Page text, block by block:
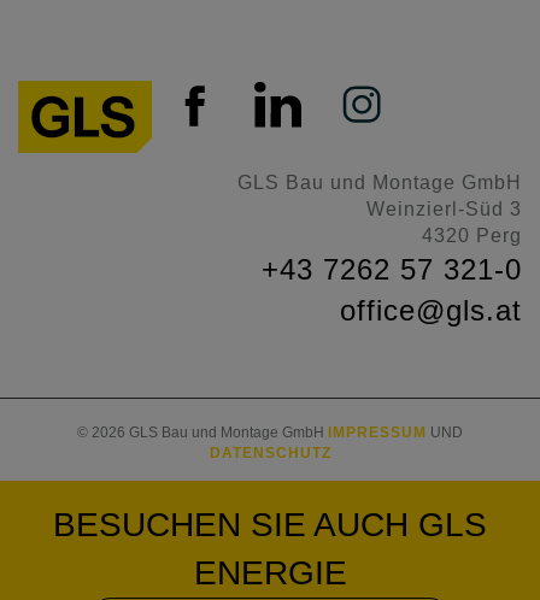
GLS Bau und Montage GmbH
Weinzierl-Süd 3
4320 Perg
+43 7262 57 321-0
office@gls.at
© 2026 GLS Bau und Montage GmbH IMPRESSUM UND
DATENSCHUTZ
BESUCHEN SIE AUCH GLS
ENERGIE